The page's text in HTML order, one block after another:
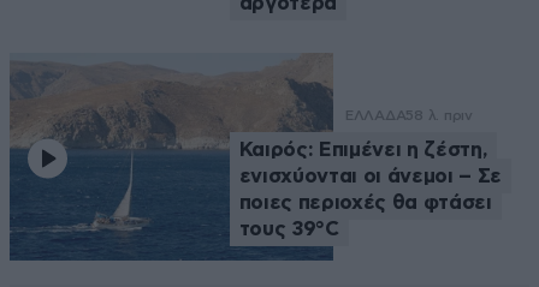
ΕΛΛΑΔΑ58 λ. πριν
Καιρός: Επιμένει η ζέστη,
ενισχύονται οι άνεμοι – Σε
ποιες περιοχές θα φτάσει
τους 39°C